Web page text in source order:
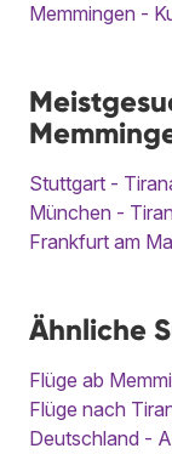
Memmingen -
Stuttgart -
München -
Frankfurt am
Ähnliche
Flüge ab
Flüge nach
Deutschland -